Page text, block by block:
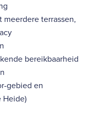
meerdere terrassen,
bereikbaarheid
gebied en
Heide)